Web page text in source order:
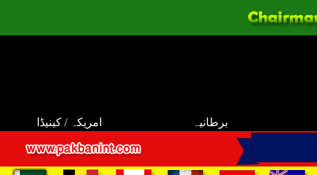
امریکہ / کینیڈا برطانیہ